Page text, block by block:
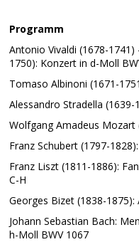
Programm
Antonio Vivaldi (1678-1741)
1750): Konzert in d-Moll
Tomaso Albinoni (1671-
Alessandro Stradella (1639-
Wolfgang Amadeus Mozart
Franz Schubert (1797-
Franz Liszt (1811-1886):
C-H
Georges Bizet (1838-1875):
Johann Sebastian Bach:
h-Moll BWV 1067